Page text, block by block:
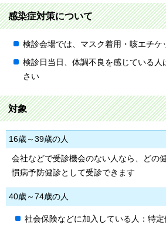
感染症対策について
検診会場では、マスク着用・咳エチケ
検診日当日、体調不良を感じている人
さい
対象
16歳～39歳の人
会社などで受診機会のない人なら、どの
慣病予防健診として受診できます
40歳～74歳の人
社会保険などに加入している人：特定